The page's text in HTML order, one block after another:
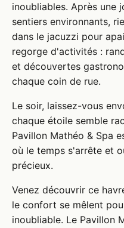
inoubliables. Après une
sentiers environnants,
dans le jacuzzi pour
regorge d'activités :
et découvertes
chaque coin de rue.
Le soir, laissez-vous
chaque étoile semble
Pavillon Mathéo & Spa
où le temps s'arrête et
précieux.
Venez découvrir ce
le confort se mêlent
inoubliable. Le Pavillon